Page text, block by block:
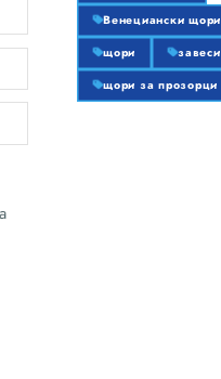
Венециански щори
щори
завеси
щори за прозорци